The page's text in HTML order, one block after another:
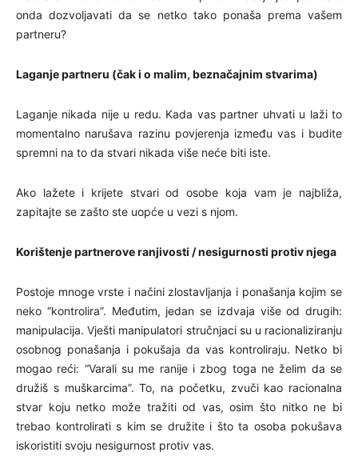
onda dozvoljavati da se netko tako ponaša prema vašem
partneru?
Laganje partneru (čak i o malim, beznačajnim stvarima)
Laganje nikada nije u redu. Kada vas partner uhvati u laži to
momentalno narušava razinu povjerenja između vas i budite
spremni na to da stvari nikada više neće biti iste.
Ako lažete i krijete stvari od osobe koja vam je najbliža,
zapitajte se zašto ste uopće u vezi s njom.
Korištenje partnerove ranjivosti / nesigurnosti protiv njega
Postoje mnoge vrste i načini zlostavljanja i ponašanja kojim se
neko “kontrolira”. Međutim, jedan se izdvaja više od drugih:
manipulacija. Vješti manipulatori stručnjaci su u racionaliziranju
osobnog ponašanja i pokušaja da vas kontroliraju. Netko bi
mogao reći: “Varali su me ranije i zbog toga ne želim da se
družiš s muškarcima”. To, na početku, zvuči kao racionalna
stvar koju netko može tražiti od vas, osim što nitko ne bi
trebao kontrolirati s kim se družite i što ta osoba pokušava
iskoristiti svoju nesigurnost protiv vas.